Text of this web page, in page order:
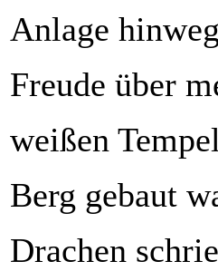
Anlage
Freude über
weißen
Berg gebaut
Drachen